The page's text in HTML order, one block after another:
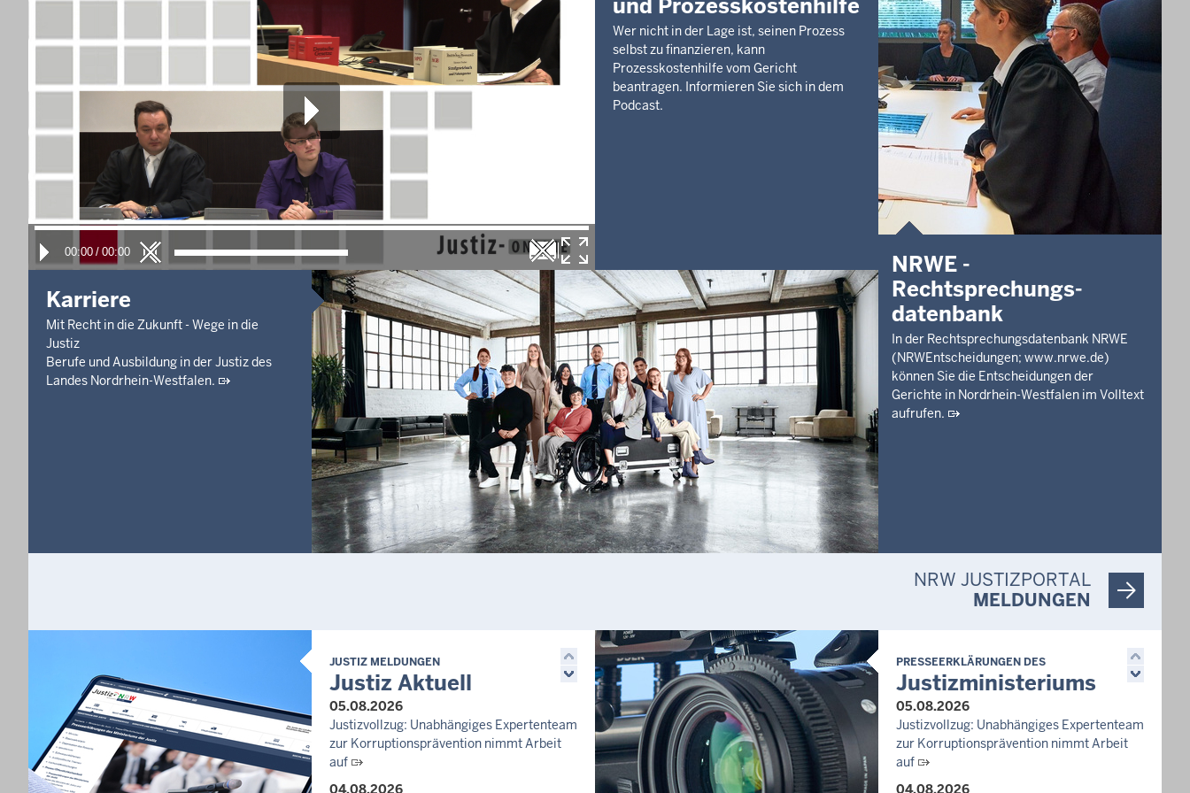
Prozessverfahren - C 138/25
Hauptverhandlungstermin
Verfahren vor dem Straf- oder
Jugendrichter - Ds 49/26
11. Aug. 2026, 14:30 Uhr
Verkündungstermin
Prozessverfahren - C 24/26
Letzte Aktualisierung:
7. Aug. 2026, 17:25 Uhr
Letzte Aktualisierung:
Heute, 05:53 Uhr
00:00 / 00:00
und Prozesskostenhilfe
Wer nicht in der Lage ist, seinen Prozess
selbst zu finanzieren, kann
Prozesskostenhilfe vom Gericht
beantragen. Informieren Sie sich in dem
Podcast.
Karriere
Mit Recht in die Zukunft - Wege in die
Justiz
Berufe und Ausbildung in der Justiz des
Landes Nordrhein-Westfalen.
NRWE -
Rechtsprechungs­
datenbank
In der Rechtsprechungsdatenbank NRWE
(NRWEntscheidungen; www.nrwe.de)
können Sie die Entscheidungen der
Gerichte in Nordrhein-Westfalen im Volltext
aufrufen.
NRW JUSTIZPORTAL
MELDUNGEN
JUSTIZ MELDUNGEN
Justiz Aktuell
05.08.2026
Justizvollzug: Unabhängiges Expertenteam
zur Korruptionsprävention nimmt Arbeit
auf
04.08.2026
PRESSEERKLÄRUNGEN DES
Justizministeriums
05.08.2026
Justizvollzug: Unabhängiges Expertenteam
zur Korruptionsprävention nimmt Arbeit
auf
04.08.2026